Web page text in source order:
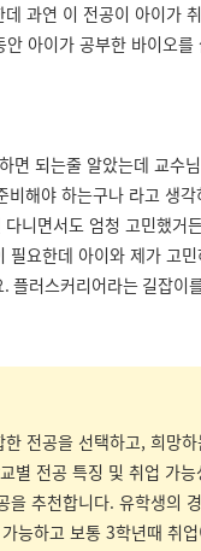
과연 이 전공이 아이가
안 아이가 공부한 바이오를
면 되는줄 알았는데 교수
비해야 하는구나 라고 생
다니면서도 엄청 고민했거
요한데 아이와 제가 고
. 플러스커리어라는 길잡이
전공을 선택하고, 희망
별 전공 특징 및 취업 가
을 추천합니다. 유학생의
능하고 보통 3학년때 취